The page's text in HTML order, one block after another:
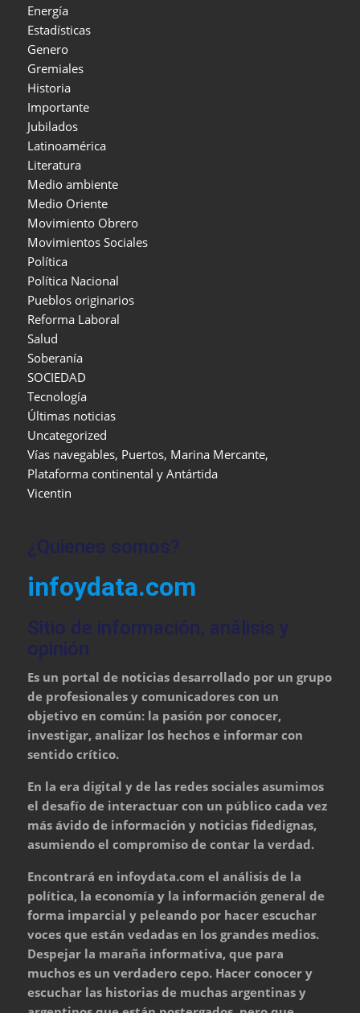
Energía
Estadísticas
Genero
Gremiales
Historia
Importante
Jubilados
Latinoamérica
Literatura
Medio ambiente
Medio Oriente
Movimiento Obrero
Movimientos Sociales
Política
Política Nacional
Pueblos originarios
Reforma Laboral
Salud
Soberanía
SOCIEDAD
Tecnología
Últimas noticias
Uncategorized
Vías navegables, Puertos, Marina Mercante,
Plataforma continental y Antártida
Vicentin
¿Quienes somos?
infoydata.com
Sitio de información, análisis y
opinión
Es un portal de noticias desarrollado por un grupo
de profesionales y comunicadores con un
objetivo en común: la pasión por conocer,
investigar, analizar los hechos e informar con
sentido crítico.
En la era digital y de las redes sociales asumimos
el desafío de interactuar con un público cada vez
más ávido de información y noticias fidedignas,
asumiendo el compromiso de contar la verdad.
Encontrará en infoydata.com el análisis de la
política, la economía y la información general de
forma imparcial y peleando por hacer escuchar
voces que están vedadas en los grandes medios.
Despejar la maraña informativa, que para
muchos es un verdadero cepo. Hacer conocer y
escuchar las historias de muchas argentinas y